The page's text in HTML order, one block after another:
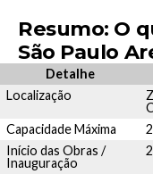
Resumo: O
São Paulo
Detalhe
Localização
Capacidade Máxima
Início das Obras /
Inauguração